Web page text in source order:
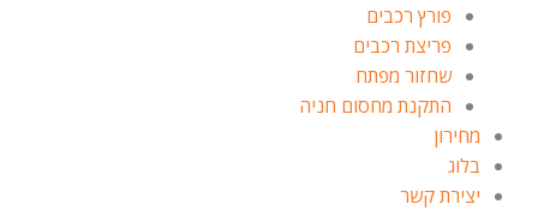
פורץ רכבים
פריצת רכבים
שחזור מפתח
התקנת מחסום חניה
מחירון
בלוג
יצירת קשר